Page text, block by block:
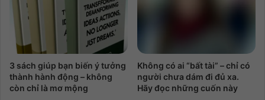
3 sách giúp bạn biến ý tưởng
thành hành động – không
còn chỉ là mơ mộng
Không có ai “bất tài” – chỉ có
người chưa dám đi đủ xa.
Hãy đọc những cuốn này